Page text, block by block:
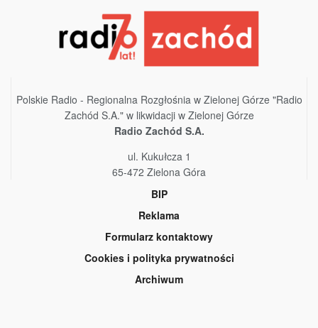
Polskie Radio - Regionalna Rozgłośnia w Zielonej Górze "Radio
Zachód S.A." w likwidacji w Zielonej Górze
Radio Zachód S.A.
ul. Kukułcza 1
65-472 Zielona Góra
BIP
Reklama
Formularz kontaktowy
Cookies i polityka prywatności
Archiwum